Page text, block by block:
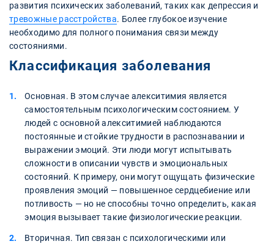
развития психических заболеваний, таких как депрессия и
тревожные расстройства. Более глубокое изучение
необходимо для полного понимания связи между
состояниями.
Классификация заболевания
Основная. В этом случае алекситимия является
самостоятельным психологическим состоянием. У
людей с основной алекситимией наблюдаются
постоянные и стойкие трудности в распознавании и
выражении эмоций. Эти люди могут испытывать
сложности в описании чувств и эмоциональных
состояний. К примеру, они могут ощущать физические
проявления эмоций — повышенное сердцебиение или
потливость — но не способны точно определить, какая
эмоция вызывает такие физиологические реакции.
Вторичная. Тип связан с психологическими или